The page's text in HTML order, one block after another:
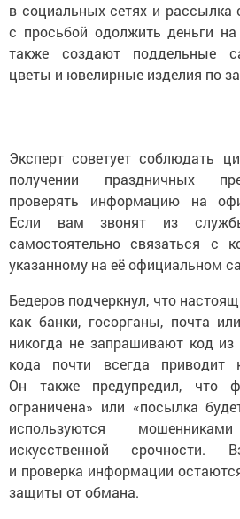
в социальных сетях и рассылка
с просьбой одолжить деньги
также создают поддельные
цветы и ювелирные изделия по
Эксперт советует соблюдать
получении праздничных
проверять информацию на
Если вам звонят из
самостоятельно связаться с
указанному на её официальном
Бедеров подчеркнул, что
как банки, госорганы, почта
никогда не запрашивают код из
кода почти всегда приводит
Он также предупредил, что
ограничена» или «посылка
используются
искусственной срочности.
и проверка информации
защиты от обмана.